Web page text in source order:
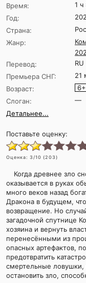
Время:
1 ч
Год:
Страна:
Жанр:
Перевод:
RU
Премьера СНГ:
21
Возраст:
6+
Слоган:
—
Детальнее...
Поставьте оценку:
Оценка: 3/10 (203)
Когда древнее зло
оказывается в руках
много веков назад
Дракона в будущем,
возвращение. Но
загадочной спутнице
хозяина и вернуть
перенесёнными из
опасных артефактов,
предотвратить
смертельные ловушки,
остановить зло,